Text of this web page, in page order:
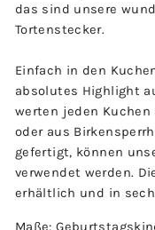
das sind unsere
Tortenstecker.
Einfach in den
absolutes Highlight
werten jeden
oder aus
gefertigt, können
verwendet werden.
erhältlich und in
Maße: